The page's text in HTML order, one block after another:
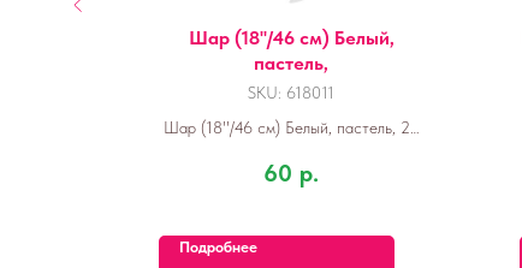
Шар (18''/46 см) Белый,
пастель,
SKU: 618011
Шар (18''/46 см) Белый, пастель, 25
60 р.
Подробнее